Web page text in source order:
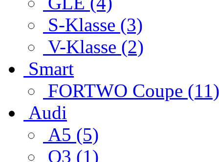
S-Klasse (3)
V-Klasse (2)
Smart
FORTWO Coupe (11)
Audi
A5 (5)
Q3 (1)